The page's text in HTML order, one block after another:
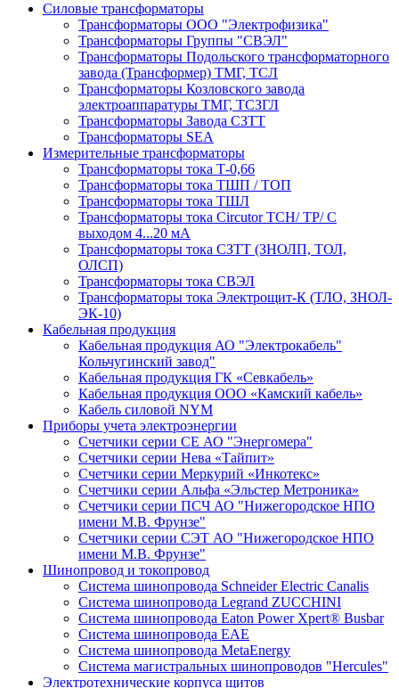
Силовые трансформаторы
Трансформаторы ООО "Электрофизика"
Трансформаторы Группы "СВЭЛ"
Трансформаторы Подольского трансформаторного
завода (Трансформер) ТМГ, ТСЛ
Трансформаторы Козловского завода
электроаппаратуры ТМГ, ТСЗГЛ
Трансформаторы Завода СЗТТ
Трансформаторы SEA
Измерительные трансформаторы
Трансформаторы тока Т-0,66
Трансформаторы тока ТШП / ТОП
Трансформаторы тока ТШЛ
Трансформаторы тока Circutor TCH/ TP/ С
выходом 4...20 мА
Трансформаторы тока СЗТТ (ЗНОЛП, ТОЛ,
ОЛСП)
Трансформаторы тока СВЭЛ
Трансформаторы тока Электрощит-К (ТЛО, ЗНОЛ-
ЭК-10)
Кабельная продукция
Кабельная продукция АО "Электрокабель"
Кольчугинский завод"
Кабельная продукция ГК «Севкабель»
Кабельная продукция ООО «Камский кабель»
Кабель силовой NYM
Приборы учета электроэнергии
Счетчики серии СЕ АО "Энергомера"
Счетчики серии Нева «Тайпит»
Счетчики серии Меркурий «Инкотекс»
Счетчики серии Альфа «Эльстер Метроника»
Счетчики серии ПСЧ АО "Нижегородское НПО
имени М.В. Фрунзе"
Счетчики серии СЭТ АО "Нижегородское НПО
имени М.В. Фрунзе"
Шинопровод и токопровод
Система шинопровода Schneider Electric Canalis
Система шинопровода Legrand ZUCCHINI
Система шинопровода Eaton Power Xpert® Busbar
Система шинопровода EAE
Система шинопровода MetaEnergy
Система магистральных шинопроводов "Hercules"
Электротехнические корпуса щитов